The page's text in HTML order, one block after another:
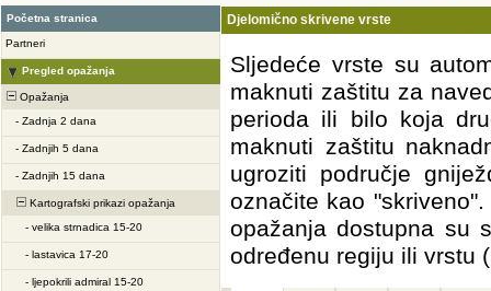
Početna stranica
Partneri
Pregled opažanja
Opažanja
- Zadnja 2 dana
- Zadnjih 5 dana
- Zadnjih 15 dana
Kartografski prikazi opažanja
- velika strnadica 15-20
- lastavica 17-20
- ljepokrili admiral 15-20
Djelomično skrivene vrste
Sljedeće vrste su
maknuti zaštitu za
perioda ili bilo koja
maknuti zaštitu
ugroziti područje
označite kao
opažanja dostupna su
određenu regiju ili vrstu